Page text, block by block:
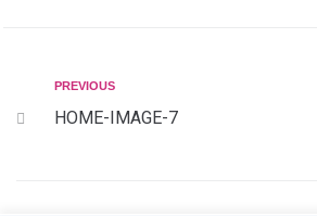
PREVIOUS
HOME-IMAGE-7